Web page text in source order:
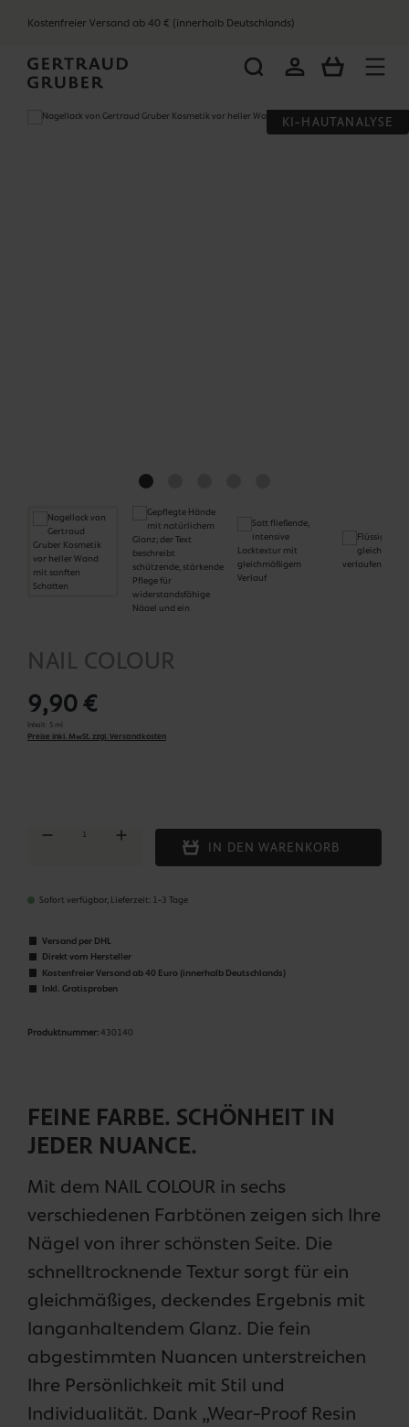
Kostenfreier Versand ab 40 € (innerhalb Deutschlands)
KI-HAUTANALYSE
Bildergalerie überspringen
NAIL COLOUR
9,90 €
Inhalt: 5 ml
Preise inkl. MwSt. zzgl. Versandkosten
Sofort verfügbar, Lieferzeit: 1-3 Tage
Produkt Anzahl: Gib den gewünschten Wert ein oder benutze die Schaltflächen um die
IN DEN WARENKORB
Versand per DHL
Direkt vom Hersteller
Kostenfreier Versand ab 40 Euro (innerhalb Deutschlands)
Inkl. Gratisproben
Produktnummer: 430140
FEINE FARBE. SCHÖNHEIT IN
JEDER NUANCE.
Mit dem NAIL COLOUR in sechs
verschiedenen Farbtönen zeigen sich Ihre
Nägel von ihrer schönsten Seite. Die
schnelltrocknende Textur sorgt für ein
gleichmäßiges, deckendes Ergebnis mit
langanhaltendem Glanz. Die fein
abgestimmten Nuancen unterstreichen
Ihre Persönlichkeit mit Stil und
Individualität. Dank „Wear-Proof Resin